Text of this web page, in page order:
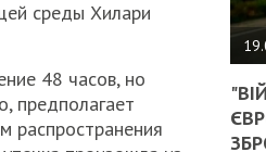
среды Хилари
48 часов, но
предполагает
распространения